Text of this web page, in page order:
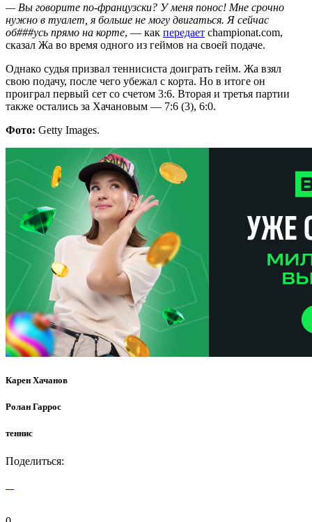
— Вы говорите по-французски? У меня понос! Мне срочно
нужно в туалет, я больше не могу двигаться. Я сейчас
об###усь прямо на корте, — как передает championat.com,
сказал Жа во время одного из геймов на своей подаче.
Однако судья призвал теннисиста доиграть гейм. Жа взял
свою подачу, после чего убежал с корта. Но в итоге он
проиграл первый сет со счетом 3:6. Вторая и третья партии
также остались за Хачановым — 7:6 (3), 6:0.
Фото: Getty Images.
Карен Хачанов
Ролан Гаррос
теннис
Поделиться: